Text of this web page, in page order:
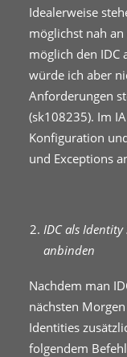
Idealerweise
möglichst nah an
möglich den IDC
würde ich aber
Anforderungen
(sk108235). Im
Konfiguration
und Exceptions
IDC als
anbinden
Nachdem man
nächsten
Identities
folgendem